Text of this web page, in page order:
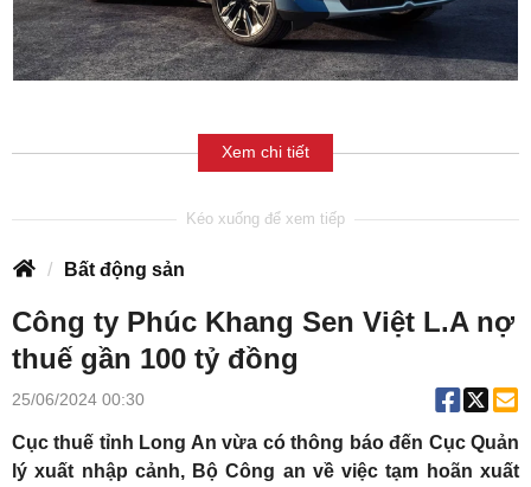
Xem chi tiết
Bất động sản
Công ty Phúc Khang Sen Việt L.A nợ
thuế gần 100 tỷ đồng
25/06/2024 00:30
Cục thuế tỉnh Long An vừa có thông báo đến Cục Quản
lý xuất nhập cảnh, Bộ Công an về việc tạm hoãn xuất